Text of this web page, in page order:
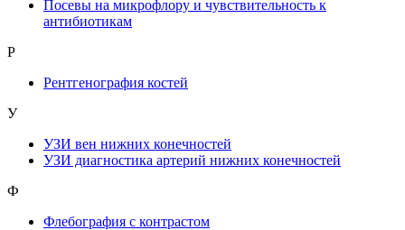
Посевы на микрофлору и чувствительность к
антибиотикам
Р
Рентгенография костей
У
УЗИ вен нижних конечностей
УЗИ диагностика артерий нижних конечностей
Ф
Флебография с контрастом